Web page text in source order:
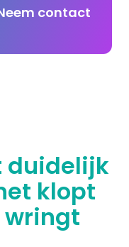
contact
duidelijk
klopt
wringt